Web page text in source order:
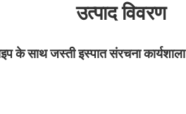
उत्पाद विवरण
के साथ जस्ती इस्पात संरचना कार्यशाला